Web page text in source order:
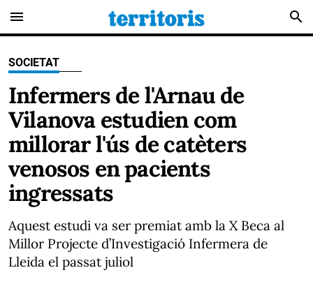
menu search
SOCIETAT
Infermers de l'Arnau de
Vilanova estudien com
millorar l'ús de catèters
venosos en pacients
ingressats
Aquest estudi va ser premiat amb la X Beca al
Millor Projecte d’Investigació Infermera de
Lleida el passat juliol